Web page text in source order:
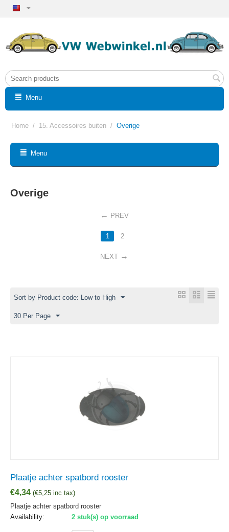
Menu
Home / 15. Accessoires buiten / Overige
Menu
Overige
PREV
1 2
NEXT
Sort by Product code: Low to High
30 Per Page
Plaatje achter spatbord rooster
€4,34 (€5,25 inc tax)
Plaatje achter spatbord rooster
Availability:
2 stuk(s) op voorraad